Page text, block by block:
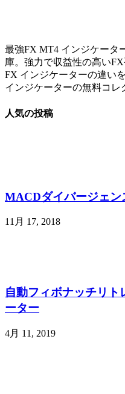
最強FX MT4 インジケータ
庫。強力で収益性の高い
FX インジケーターの違い
インジケーターの無料コレ
人気の投稿
MACDダイバージェ
11月 17, 2018
自動フィボナッチリ
ーター
4月 11, 2019